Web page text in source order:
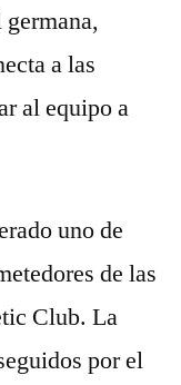
a las
al equipo a
uno de
de las
Club. La
por el